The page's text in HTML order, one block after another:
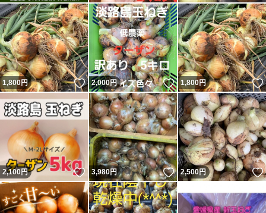
1,800円 いいね！
2,000円 いいね！
1,800円
2,100円 いいね！
3,980円 いいね！
2,500円